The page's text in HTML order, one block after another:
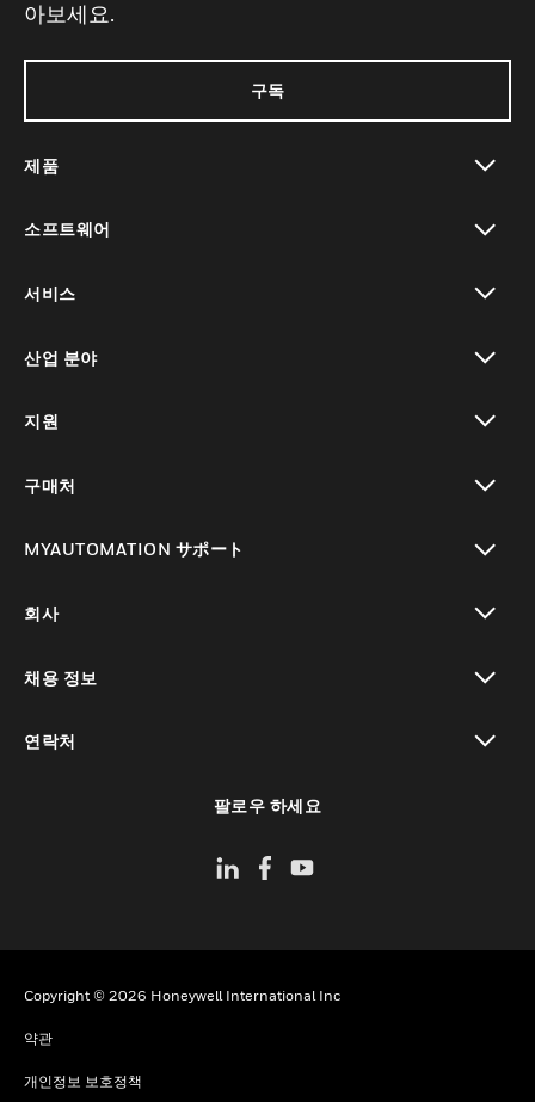
아보세요.
구독
제품
소프트웨어
서비스
산업 분야
지원
구매처
MYAUTOMATION サポート
회사
채용 정보
연락처
팔로우 하세요
Copyright © 2026 Honeywell International Inc
약관
개인정보 보호정책